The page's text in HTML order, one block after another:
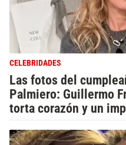
CELEBRIDADES
Las fotos del
Palmiero: Guillermo
torta corazón y un